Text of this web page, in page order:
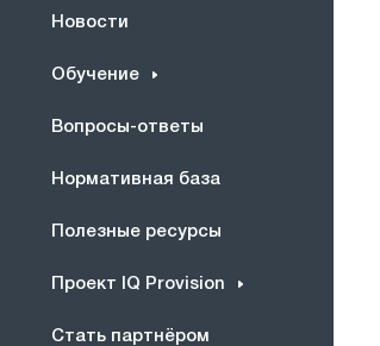
Новости
Обучение
Вопросы-ответы
Нормативная база
Полезные ресурсы
Проект IQ Provision
Стать партнёром